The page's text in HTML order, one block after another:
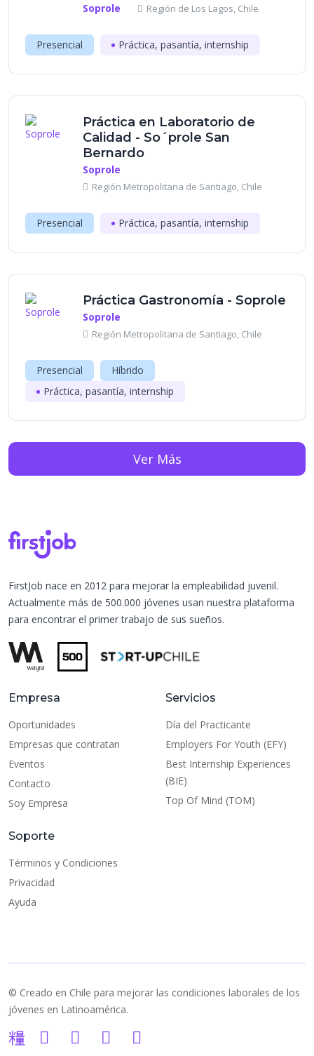
Soprole Región de Los Lagos, Chile
Presencial Práctica, pasantía, internship
Práctica en Laboratorio de
Calidad - So´prole San
Bernardo
Soprole
Región Metropolitana de Santiago, Chile
Presencial Práctica, pasantía, internship
Práctica Gastronomía - Soprole
Soprole
Región Metropolitana de Santiago, Chile
Presencial
Híbrido
Práctica, pasantía, internship
Ver Más
FirstJob nace en 2012 para mejorar la empleabilidad juvenil.
Actualmente más de 500.000 jóvenes usan nuestra plataforma
para encontrar el primer trabajo de sus sueños.
Empresa
Oportunidades
Empresas que contratan
Eventos
Contacto
Soy Empresa
Servicios
Día del Practicante
Employers For Youth (EFY)
Best Internship Experiences
(BIE)
Top Of Mind (TOM)
Soporte
Términos y Condiciones
Privacidad
Ayuda
© Creado en Chile para mejorar las condiciones laborales de los
jóvenes en Latinoamérica.